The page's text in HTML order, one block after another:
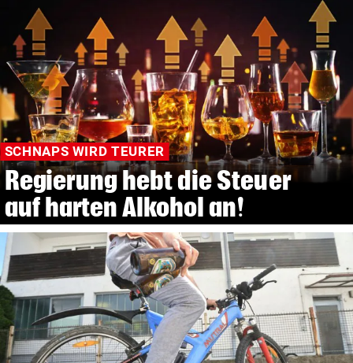
SCHNAPS WIRD TEURER
Regierung hebt die Steuer
auf harten Alkohol an!